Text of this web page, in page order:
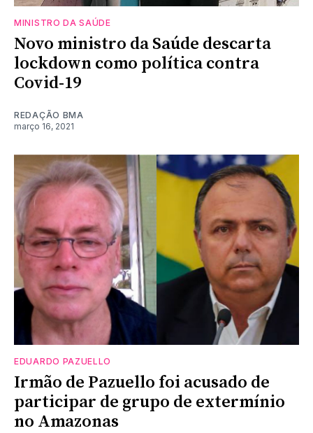
MINISTRO DA SAÚDE
Novo ministro da Saúde descarta
lockdown como política contra
Covid-19
REDAÇÃO BMA
março 16, 2021
EDUARDO PAZUELLO
Irmão de Pazuello foi acusado de
participar de grupo de extermínio
no Amazonas